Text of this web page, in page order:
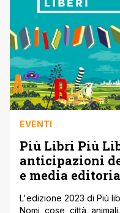
EVENTI
Più Libri Più
anticipazioni
e media editoria
L'edizione 2023 di Più
Nomi, cose, città,